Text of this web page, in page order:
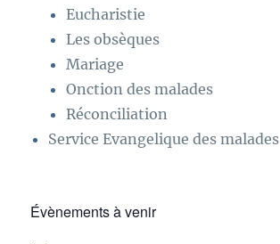
Eucharistie
Les obsèques
Mariage
Onction des malades
Réconciliation
Service Evangelique des malades
Évènements à venir